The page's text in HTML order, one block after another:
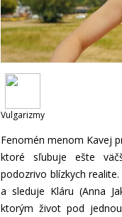
Vulgarizmy
Fenomén menom Kavej
ktoré sľubuje ešte
podozrivo blízkych
a sleduje Kláru (Anna
ktorým život pod